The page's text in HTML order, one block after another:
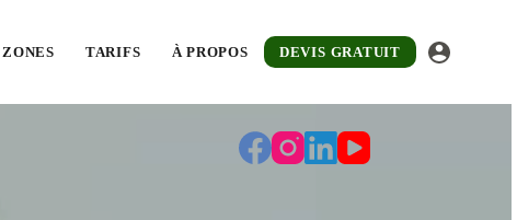
ZONES TARIFS À PROPOS DEVIS GRATUIT